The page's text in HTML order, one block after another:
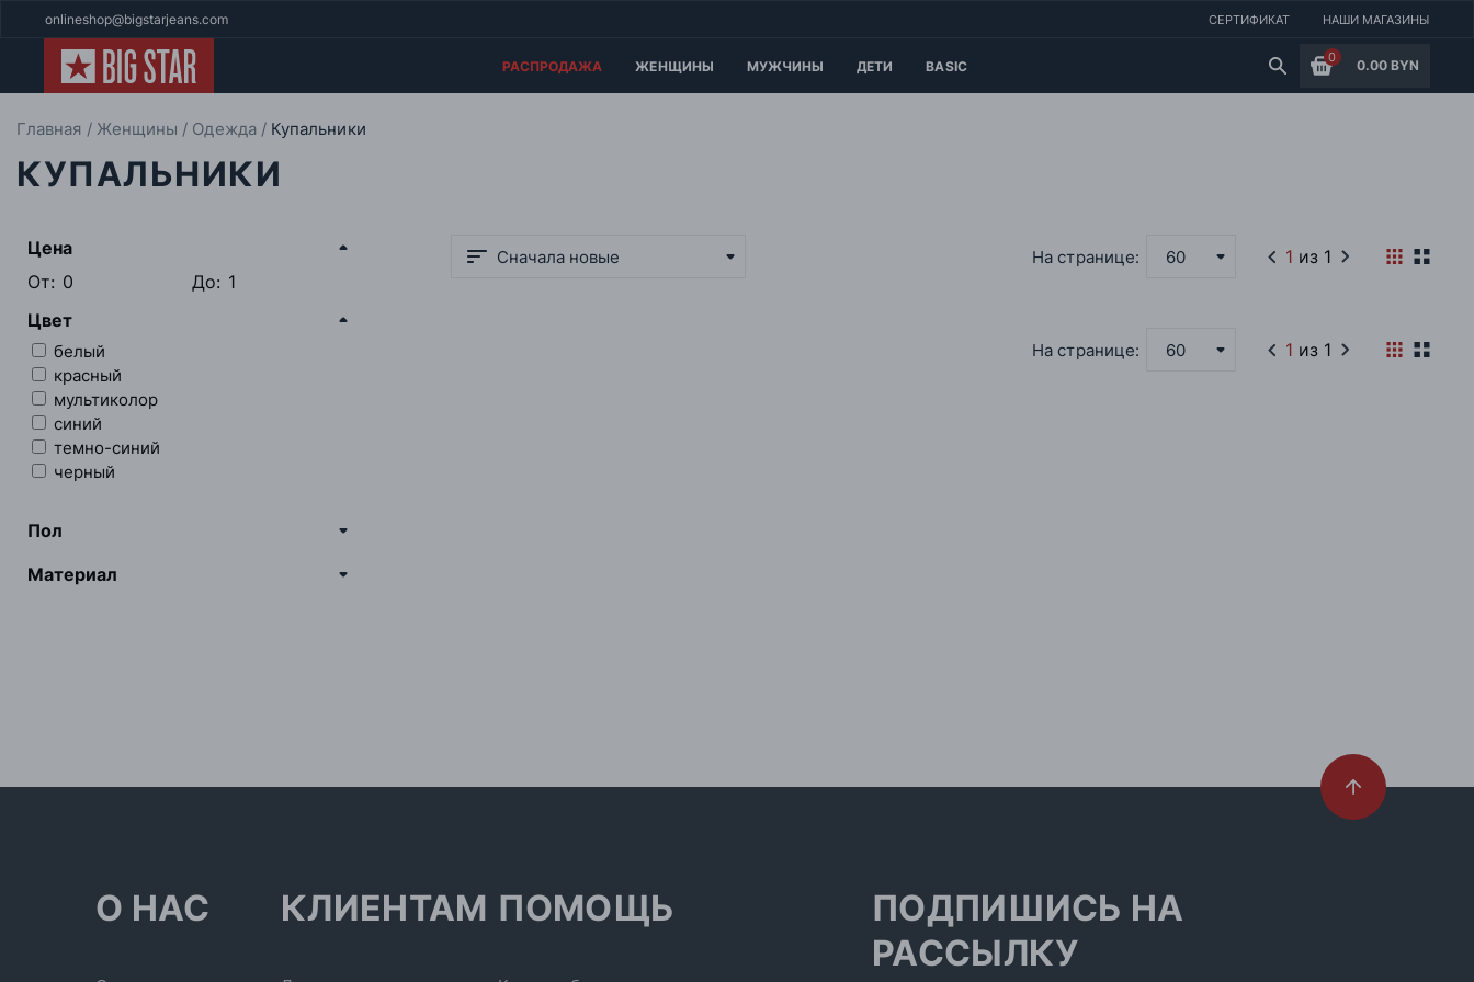
onlineshop@bigstarjeans.com СЕРТИФИКАТ НАШИ МАГАЗИНЫ
РАСПРОДАЖА ЖЕНЩИНЫ МУЖЧИНЫ ДЕТИ BASIC
0
0.00 BYN
Главная Женщины Одежда Купальники
КУПАЛЬНИКИ
Цена
От:
До:
Цвет
белый
красный
мультиколор
синий
темно-синий
черный
Пол
Материал
Сначала новые На странице: 60 1 из 1
На странице: 60 1 из 1
О НАС КЛИЕНТАМ ПОМОЩЬ
ПОДПИШИСЬ НА
РАССЫЛКУ